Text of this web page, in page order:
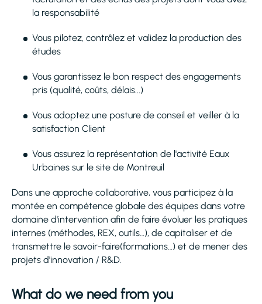
la responsabilité
Vous pilotez, contrôlez et validez la production des
études
Vous garantissez le bon respect des engagements
pris (qualité, coûts, délais...)
Vous adoptez une posture de conseil et veiller à la
satisfaction Client
Vous assurez la représentation de l'activité Eaux
Urbaines sur le site de Montreuil
Dans une approche collaborative, vous participez à la
montée en compétence globale des équipes dans votre
domaine d'intervention afin de faire évoluer les pratiques
internes (méthodes, REX, outils…), de capitaliser et de
transmettre le savoir-faire(formations…) et de mener des
projets d'innovation / R&D.
What do we need from you